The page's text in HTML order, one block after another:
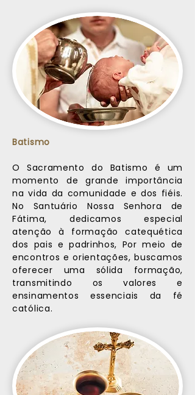
Batismo
O Sacramento do Batismo é um
momento de grande importância
na vida da comunidade e dos fiéis.
No Santuário Nossa Senhora de
Fátima, dedicamos especial
atenção à formação catequética
dos pais e padrinhos, Por meio de
encontros e orientações, buscamos
oferecer uma sólida formação,
transmitindo os valores e
ensinamentos essenciais da fé
católica.